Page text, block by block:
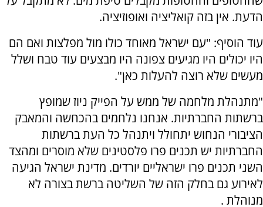
הדעת. אין בזה קואליציה ואופוזיציה.
עוד הוסיף: "עם ישראל מאוחד כולו מול מפלצות ואם הם
היו יכולים היו מגיעים צפונה היו מבצעים עוד טבח ושלל
מעשים שלא רוצה להעלות כאן".
"מתנהלת מלחמה של ממש על הפייק ניוז שמופץ
ברשתות החברתיות. אנחנו נלחמים בהכחשה והמאבק
הציבורי הנחוש יתחולל ויתנהל כל העת ברשתות
החברתיות יש תכנים פרו פלסטינים שלא מוסרים ומהצד
השני תכנים פרו ישראליים יורדים. מדינת ישראל הגיעה
לאירוע גם בחלק הזה של השליטה ברשת בצורה לא
מנוהלת .